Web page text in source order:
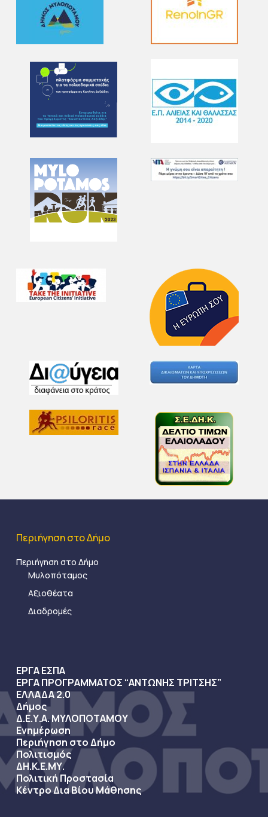
Περιήγηση στο Δήμο
Περιήγηση στο Δήμο
Μυλοπόταμος
Αξιοθέατα
Διαδρομές
ΕΡΓΑ ΕΣΠΑ
ΕΡΓΑ ΠΡΟΓΡΑΜΜΑΤΟΣ “ΑΝΤΩΝΗΣ ΤΡΙΤΣΗΣ”
ΕΛΛΑΔΑ 2.0
Δήμος
Δ.Ε.Υ.Α. ΜΥΛΟΠΟΤΑΜΟΥ
Ενημέρωση
Περιήγηση στο Δήμο
Πολιτισμός
ΔΗ.Κ.Ε.ΜΥ.
Πολιτική Προστασία
Κέντρο Δια Βίου Μάθησης